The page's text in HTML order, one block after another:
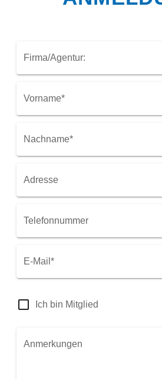
Firma/Agentur:
Vorname*
Nachname*
Adresse
Telefonnummer
E-Mail*
Ich bin Mitglied
Anmerkungen